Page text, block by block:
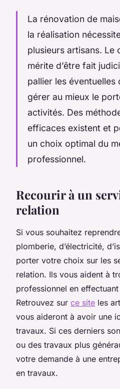
La rénovation de
la réalisation
plusieurs artisans. Le
mérite d’être fait
pallier les éventuelles
gérer au mieux le
activités. Des
efficaces existent et
un choix optimal du
professionnel.
Recourir à un
relation
Si vous souhaitez
plomberie, d’électricité,
porter votre choix sur les
relation. Ils vous aident à
professionnel en
Retrouvez sur ce site les
vous aideront à avoir une
travaux. Si ces derniers
ou des travaux plus
votre demande à une
en travaux.